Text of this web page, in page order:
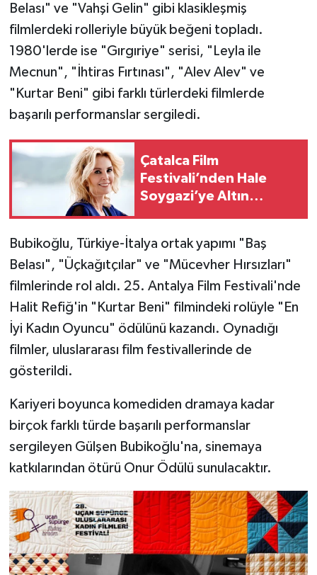
Belası" ve "Vahşi Gelin" gibi klasikleşmiş
filmlerdeki rolleriyle büyük beğeni topladı.
1980'lerde ise "Gırgıriye" serisi, "Leyla ile
Mecnun", "İhtiras Fırtınası", "Alev Alev" ve
"Kurtar Beni" gibi farklı türlerdeki filmlerde
başarılı performanslar sergiledi.
Çatalca Film
Festivali’nden Hale
Soygazi’ye Altın
Bubikoğlu, Türkiye-İtalya ortak yapımı "Baş
Belası", "Üçkağıtçılar" ve "Mücevher Hırsızları"
filmlerinde rol aldı. 25. Antalya Film Festivali'nde
Halit Refiğ'in "Kurtar Beni" filmindeki rolüyle "En
İyi Kadın Oyuncu" ödülünü kazandı. Oynadığı
filmler, uluslararası film festivallerinde de
gösterildi.
Kariyeri boyunca komediden dramaya kadar
birçok farklı türde başarılı performanslar
sergileyen Gülşen Bubikoğlu'na, sinemaya
katkılarından ötürü Onur Ödülü sunulacaktır.